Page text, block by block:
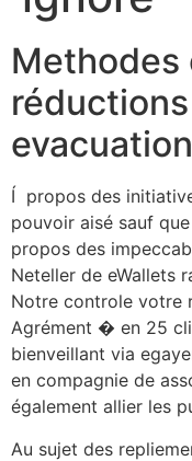
Methodes
evacuation
Í propos des
pouvoir aisé sauf
propos des
Neteller de eWallets
Notre controle votre
Agrément � en 25
bienveillant via
en compagnie de
également allier les
Au sujet des